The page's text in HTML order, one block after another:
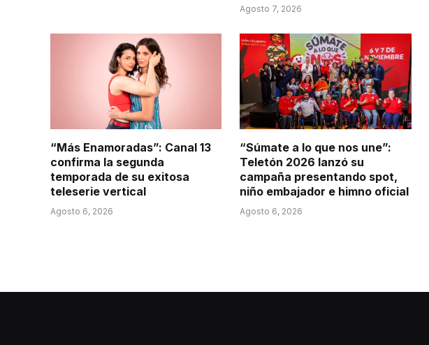
Agosto 7, 2026
“Más Enamoradas”: Canal 13
confirma la segunda
temporada de su exitosa
teleserie vertical
Agosto 6, 2026
“Súmate a lo que nos une”:
Teletón 2026 lanzó su
campaña presentando spot,
niño embajador e himno oficial
Agosto 6, 2026